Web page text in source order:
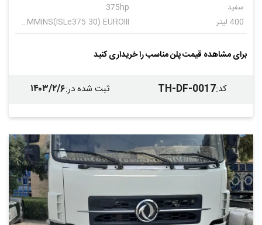
سفید
375hp
400 لیتر
CUMMINS(ISLe375 30) EUROIII
برای مشاهده قیمت پلن مناسب را خریداری کنید
کد:
TH-DF-0017 ثبت شده در:۱۴۰۳/۲/۶